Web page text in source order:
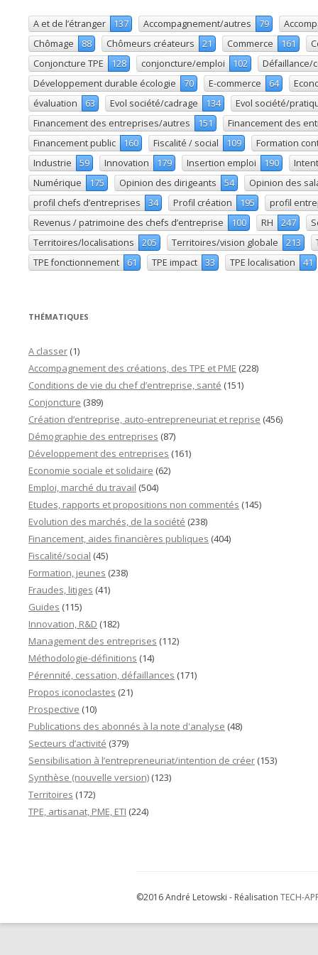
A et de l’étranger 137 Accompagnement/autres 79
Chômage
88 Chômeurs créateurs 21 Commerce 161
Conjoncture TPE
128 conjoncture/emploi 102 Défaillance/
Développement durable écologie
70 E-commerce 64
évaluation
63 Evol société/cadrage 134 Evol société/
Financement des entreprises/autres
151 Financement des
Financement public
160 Fiscalité / social 109 Formation
Industrie
59 Innovation 179 Insertion emploi 190
Numérique
175 Opinion des dirigeants 54 Opinion des
profil chefs d’entreprises
34 Profil création 195 profil
Revenus / patrimoine des chefs d’entreprise
100 RH 247
Territoires/localisations
205 Territoires/vision globale 213
TPE fonctionnement
61 TPE impact 33 TPE localisation 41
THÉMATIQUES
A classer (1)
Accompagnement des créations, des TPE et PME (228)
Conditions de vie du chef d’entreprise, santé (151)
Conjoncture (389)
Création d’entreprise, auto-entrepreneuriat et reprise (456)
Démographie des entreprises (87)
Développement des entreprises (161)
Economie sociale et solidaire (62)
Emploi, marché du travail (504)
Etudes, rapports et propositions non commentés (145)
Evolution des marchés, de la société (238)
Financement, aides financières publiques (404)
Fiscalité/social (45)
Formation, jeunes (238)
Fraudes, litiges (41)
Guides (115)
Innovation, R&D (182)
Management des entreprises (112)
Méthodologie-définitions (14)
Pérennité, cessation, défaillances (171)
Propos iconoclastes (21)
Prospective (10)
Publications des abonnés à la note d'analyse (48)
Secteurs d’activité (379)
Sensibilisation à l’entrepreneuriat/intention de créer (153)
Synthèse (nouvelle version) (123)
Territoires (172)
TPE, artisanat, PME, ETI (224)
©2016 André Letowski - Réalisation TECH-